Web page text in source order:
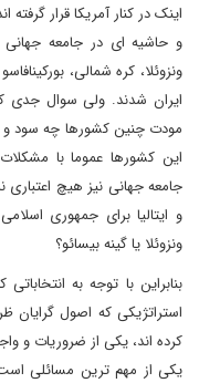
اینک در کنار آمریکا قرار
و حاشیه ای در جامعه جهانی
ونزوئلا، کره شمالی،
ایران شدند. ولی سوال
مودت چنین کشورها چه سود و
این کشورها عموما با
جامعه جهانی نیز هیچ اعتباری
و ایتالیا برای جمهوری
ونزوئلا یا گینه بیسائو؟
بنابراین با توجه به
استراتژیکی که اصول
کرده اند، یکی از ضروریات و
یکی از مهم ترین مسائلی